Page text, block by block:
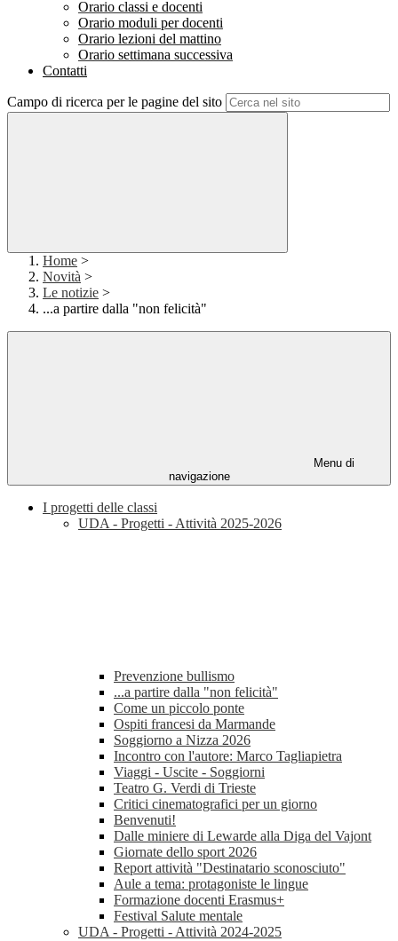
Orario classi e docenti
Orario moduli per docenti
Orario lezioni del mattino
Orario settimana successiva
Contatti
Campo di ricerca per le pagine del sito
Home >
Novità >
Le notizie >
...a partire dalla "non felicità"
Menu di
navigazione
I progetti delle classi
UDA - Progetti - Attività 2025-2026
Prevenzione bullismo
...a partire dalla "non felicità"
Come un piccolo ponte
Ospiti francesi da Marmande
Soggiorno a Nizza 2026
Incontro con l'autore: Marco Tagliapietra
Viaggi - Uscite - Soggiorni
Teatro G. Verdi di Trieste
Critici cinematografici per un giorno
Benvenuti!
Dalle miniere di Lewarde alla Diga del Vajont
Giornate dello sport 2026
Report attività "Destinatario sconosciuto"
Aule a tema: protagoniste le lingue
Formazione docenti Erasmus+
Festival Salute mentale
UDA - Progetti - Attività 2024-2025